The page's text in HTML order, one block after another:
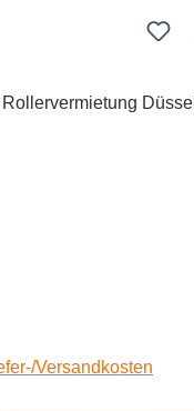
Versandkosten